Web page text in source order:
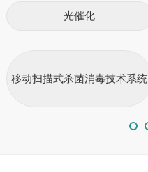
光催化
移动扫描式杀菌消毒技术系统